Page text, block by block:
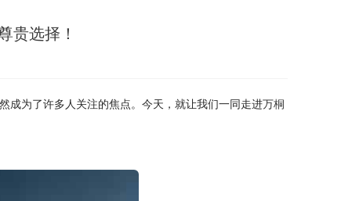
贵选择！
成为了许多人关注的焦点。今天，就让我们一同走进万桐